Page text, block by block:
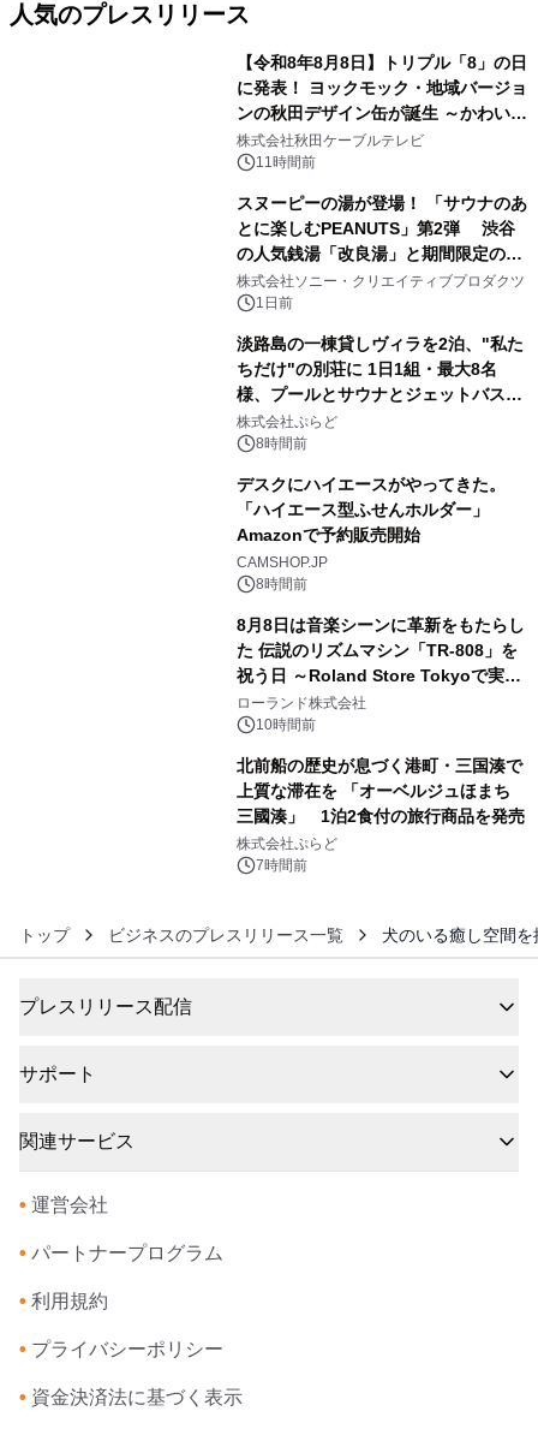
人気のプレスリリース
【令和8年8月8日】トリプル「8」の日
に発表！ ヨックモック・地域バージョ
ンの秋田デザイン缶が誕生 ～かわいい
秋田犬の子犬と秋田の四季と名所を巡
るパッケージ～ 9月1日(火)秋田県内で
株式会社秋田ケーブルテレビ
11時間前
スヌーピーの湯が登場！ 「サウナのあ
とに楽しむPEANUTS」第2弾 渋谷
の人気銭湯「改良湯」と期間限定のコ
ラボレーション サウナイキタイコラ
ボグッズも発売決定！
株式会社ソニー・クリエイティブプロダクツ
1日前
淡路島の一棟貸しヴィラを2泊、"私た
ちだけ"の別荘に 1日1組・最大8名
様、プールとサウナとジェットバス付
きで Villa Mon Temps AWAJIの連泊
素泊りプラン
株式会社ぷらど
8時間前
デスクにハイエースがやってきた。
「ハイエース型ふせんホルダー」
Amazonで予約販売開始
CAMSHOP.JP
8時間前
8月8日は音楽シーンに革新をもたらし
た 伝説のリズムマシン「TR-808」を
祝う日 ～Roland Store Tokyoで実機
を展示しての 記念キャンペーンを開
催 英国ラジオ「NTS」の 特別プログ
アーティストを フィーチャーしたアニ
メーションを公開～
ローランド株式会社
10時間前
北前船の歴史が息づく港町・三国湊で
上質な滞在を 「オーベルジュほまち
三國湊」 1泊2食付の旅行商品を発売
株式会社ぷらど
7時間前
トップ ビジネスのプレスリリース一覧 犬のいる癒し空間
プレスリリース配信
サポート
関連サービス
• 運営会社
• パートナープログラム
• 利用規約
• プライバシーポリシー
• 資金決済法に基づく表示